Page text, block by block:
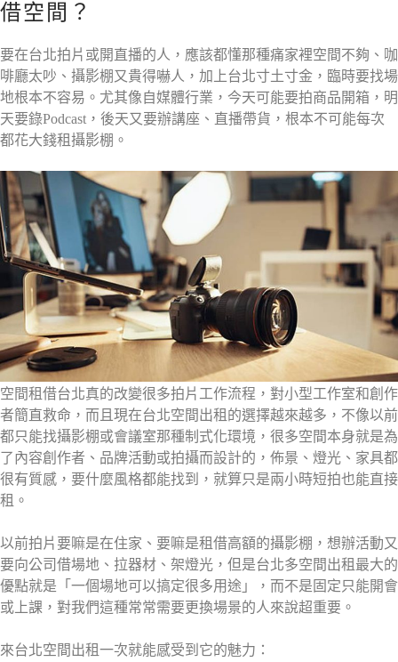
借空間？
要在台北拍片或開直播的人，應該都懂那種痛家裡空間不夠、咖
啡廳太吵、攝影棚又貴得嚇人，加上台北寸土寸金，臨時要找場
地根本不容易。尤其像自媒體行業，今天可能要拍商品開箱，明
天要錄Podcast，後天又要辦講座、直播帶貨，根本不可能每次
都花大錢租攝影棚。
空間租借台北真的改變很多拍片工作流程，對小型工作室和創作
者簡直救命，而且現在台北空間出租的選擇越來越多，不像以前
都只能找攝影棚或會議室那種制式化環境，很多空間本身就是為
了內容創作者、品牌活動或拍攝而設計的，佈景、燈光、家具都
很有質感，要什麼風格都能找到，就算只是兩小時短拍也能直接
租。
以前拍片要嘛是在住家、要嘛是租借高額的攝影棚，想辦活動又
要向公司借場地、拉器材、架燈光，但是台北多空間出租最大的
優點就是「一個場地可以搞定很多用途」，而不是固定只能開會
或上課，對我們這種常常需要更換場景的人來說超重要。
來台北空間出租一次就能感受到它的魅力：